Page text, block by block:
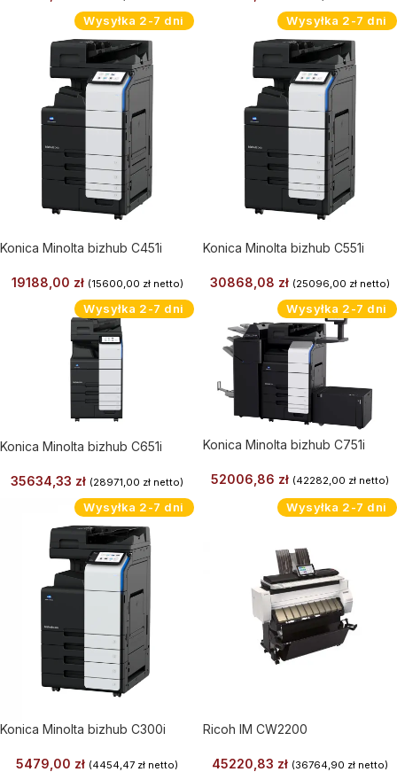
Wysyłka 2-7 dni
Konica Minolta bizhub C451i
19188,00 zł (15600,00 złnetto)
Wysyłka 2-7 dni
Konica Minolta bizhub C551i
30868,08 zł (25096,00 zł netto)
Wysyłka 2-7 dni
Konica Minolta bizhub C651i
35634,33 zł (28971,00 zł netto)
Wysyłka 2-7 dni
Konica Minolta bizhub C751i
52006,86 zł (42282,00 zł netto)
Wysyłka 2-7 dni
Konica Minolta bizhub C300i
5479,00 zł (4454,47 zł netto)
Wysyłka 2-7 dni
Ricoh IM CW2200
45220,83 zł (36764,90 zł netto)